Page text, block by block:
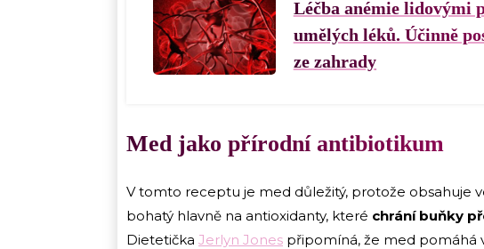
Léčba anémie lidovými
umělých léků. Účinně
ze zahrady
Med jako přírodní antibiotikum
V tomto receptu je med důležitý, protože obsahuje
bohatý hlavně na antioxidanty, které chrání buňky
Dietetička Jerlyn Jones připomíná, že med pomáhá